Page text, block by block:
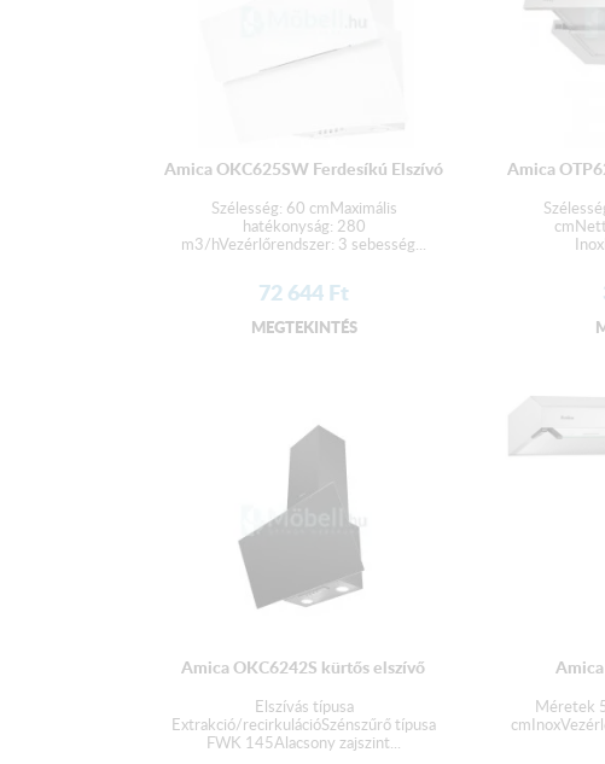
Amica OKC625SW Ferdesíkú Elszívó
Szélesség: 60 cmMaximális
hatékonyság: 280
m3/hVezérlőrendszer: 3 sebesség...
72 644Ft
MEGTEKINTÉS
Amica
Amica OKC6242S kürtős elszívő
Elszívás típusa
Extrakció/recirkulációSzénszűrő típusa
FWK 145Alacsony zajszint...
Méretek